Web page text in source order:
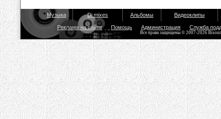
Музыка Dj mixes Альбомы Видеоклипы
Реклама на сайте Помощь Администрация Служба
Все права защищены © 2007-2026